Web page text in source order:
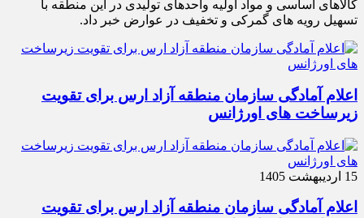
کالاهای اساسی و مواد اولیه واحدهای تولیدی در این منطقه با
تسهیل رویه های گمرکی و تخفیف در عوارض خبر داد.
اعلام آمادگی سازمان منطقه آزاد ارس برای تقویت
زیرساخت‌ های اورژانس
15 اردیبهشت 1405
اعلام آمادگی سازمان منطقه آزاد ارس برای تقویت